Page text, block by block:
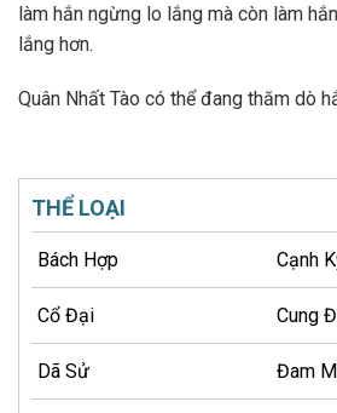
làm hắn ngừng lo lắng mà còn làm
lắng hơn.
Quân Nhất Tào có thể đang thăm dò
THỂ LOẠI
Bách Hợp Cạnh
Cổ Đại Cung
Dã Sử Đam